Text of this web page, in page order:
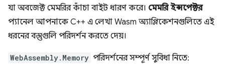
যা অবজেক্ট মেমরির কাঁচা বাইট ধারণ করে। মেমরি ইন্সপেক্টর
প্যানেল আপনাকে C++ এ লেখা Wasm অ্যাপ্লিকেশনগুলিতে এই
ধরনের বস্তুগুলি পরিদর্শন করতে দেয়।
WebAssembly.Memory পরিদর্শনের সম্পূর্ণ সুবিধা নিতে: